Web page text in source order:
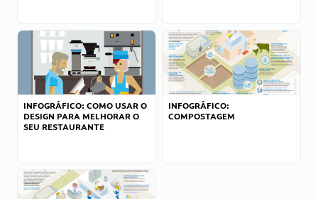
INFOGRÁFICO: COMO USAR O
DESIGN PARA MELHORAR O
SEU RESTAURANTE
INFOGRÁFICO:
COMPOSTAGEM